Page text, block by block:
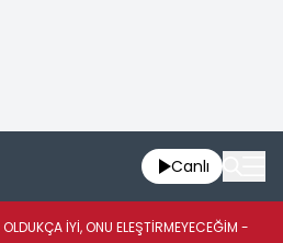
Canlı
İYİ, ONU ELEŞTİRMEYECEĞİM -